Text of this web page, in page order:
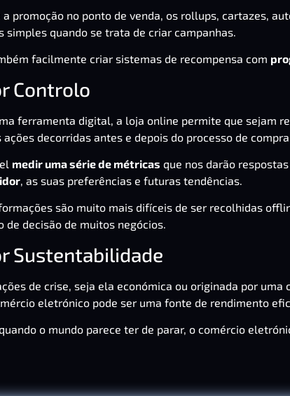
a promoção no ponto de venda, os rollups, cartazes,
simples quando se trata de criar campanhas.
facilmente criar sistemas de recompensa com
Controlo
ferramenta digital, a loja online permite que sejam
ações decorridas antes e depois do processo de compra.
medir uma série de métricas que nos darão
, as suas preferências e futuras tendências.
são muito mais difíceis de ser recolhidas
de decisão de muitos negócios.
Sustentabilidade
de crise, seja ela económica ou originada por
eletrónico pode ser uma fonte de rendimento
o mundo parece ter de parar, o comércio